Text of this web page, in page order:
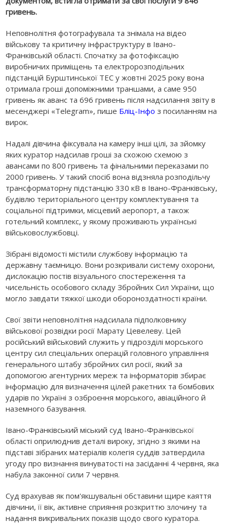
гривень.
Неповнолітня фотографувала та знімала на відео
військову та критичну інфраструктуру в Івано-
Франківській області. Спочатку за фотофіксацію
виробничих приміщень та електророзподільних
підстанцій Бурштинської ТЕС у жовтні 2025 року вона
отримала гроші допоміжними траншами, а саме 950
гривень як аванс та 696 гривень після надсилання звіту в
месенджері «Telegram», пише Бліц-Інфоз посиланням на
вирок.
Надалі дівчина фіксувала на камеру інші цілі, за зйомку
яких куратор надсилав гроші за схожою схемою з
авансами по 800 гривень та фінальними переказами по
2000 гривень. У такий спосіб вона відзняла розподільчу
трансформаторну підстанцію 330 кВ в Івано-Франківську,
будівлю територіального центру комплектування та
соціальної підтримки, місцевий аеропорт, а також
готельний комплекс, у якому проживають українські
військовослужбовці.
Зібрані відомості містили службову інформацію та
державну таємницю. Вони розкривали систему охорони,
дислокацію постів візуального спостереження та
чисельність особового складу Збройних Сил України, що
могло завдати тяжкої шкоди обороноздатності країни.
Свої звіти неповнолітня надсилала підполковнику
військової розвідки росії Марату Цевелеву. Цей
російський військовий служить у підрозділі морського
центру сил спеціальних операцій головного управління
генерального штабу збройних сил росії, який за
допомогою агентурних мереж та інформаторів збирає
інформацію для визначення цілей ракетних та бомбових
ударів по Україні з озброєння морського, авіаційного й
наземного базування.
Івано-Франківський міський суд Івано-Франківської
області оприлюднив деталі вироку, згідно з якими на
підставі зібраних матеріалів колегія суддів затвердила
угоду про визнання винуватості на засіданні 4 червня, яка
набула законної сили 7 червня.
Суд врахував як пом'якшувальні обставини щире каяття
дівчини, її вік, активне сприяння розкриттю злочину та
надання викривальних показів щодо свого куратора.